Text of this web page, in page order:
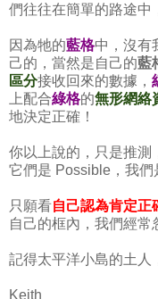
們往往在簡單的路途中
因為牠的藍格中，沒有
己的，當然是自己的藍
區分接收回來的數據，
上配合綠格的無形網絡
地決定正確！
你以上說的，只是推測
它們是 Possible，我們
只願看自己認為肯定正
自己的框內，我們經常
記得太平洋小島的土人
Keith